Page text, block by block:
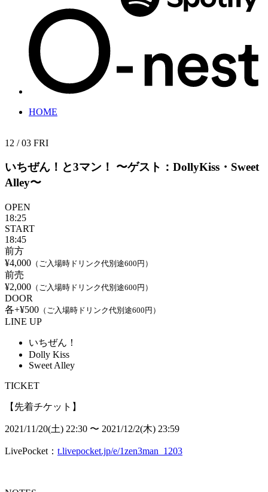
HOME
12 / 03 FRI
いちぜん！と3マン！
〜ゲスト：DollyKiss・Sweet
Alley〜
OPEN
18:25
START
18:45
前方
¥4,000 （ご入場時ドリンク代別途600円）
前売
¥2,000 （ご入場時ドリンク代別途600円）
DOOR
各+¥500 （ご入場時ドリンク代別途600円）
LINE UP
いちぜん！
Dolly Kiss
Sweet Alley
TICKET
【先着チケット】
2021/11/20(土) 22:30 〜 2021/12/2(木) 23:59
LivePocket： t.livepocket.jp/e/1zen3man_1203